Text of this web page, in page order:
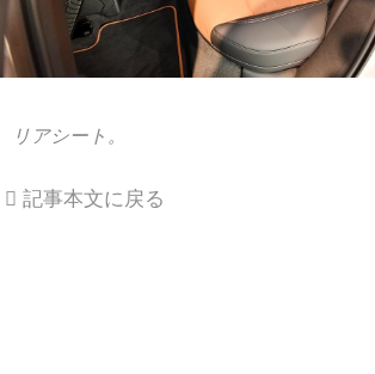
リアシート。
記事本文に戻る